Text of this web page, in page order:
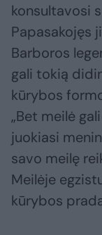
konsultavosi
Papasakojęs
Barboros
gali tokią
kūrybos
„Bet meilė
juokiasi
savo meilę
Meilėje
kūrybos